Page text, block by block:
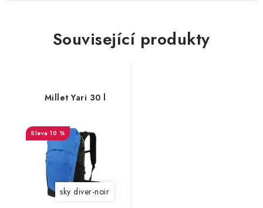
Související produkty
Millet Yari 30 l
10 %
sky diver-noir